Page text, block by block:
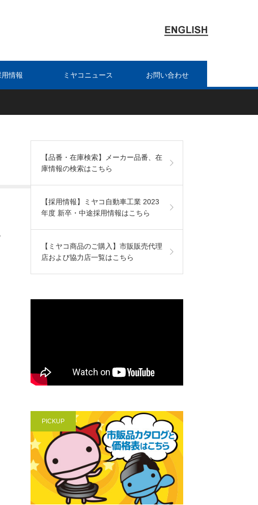
用情報 ミヤコニュース お問い合わせ
【品番・在庫検索】メーカー品番、在
庫情報の検索はこちら
【採用情報】ミヤコ自動車工業 2023
年度 新卒・中途採用情報はこちら
【ミヤコ商品のご購入】市販販売代理
店および協力店一覧はこちら
PICKUP